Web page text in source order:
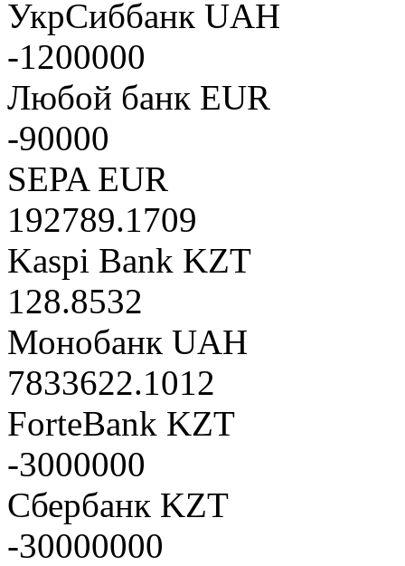
УкрСиббанк UAH
-1200000
Любой банк EUR
-90000
SEPA EUR
192789.1709
Kaspi Bank KZT
128.8532
Монобанк UAH
7833622.1012
ForteBank KZT
-3000000
Сбербанк KZT
-30000000